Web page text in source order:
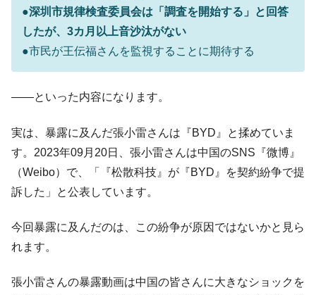
だった選手とは？
Fact1
甲子園通算本塁打、最多の清原に次いで多く打っ
ている意外な選手とは？
Fact1 セレクトセールの高額取引馬が稼いだ金額とは？
●深圳市規律検査委員会は「調査を開始する」と回答
したが、3カ月以上音沙汰がない
●市民が王伝福さんを監視することに期待する
――といった内容になります。
実は、暴露に及んだ張小雷さんは『BYD』と揉めていま
す。2023年09月20日、張小雷さんは中国のSNS『微博』
（Weibo）で、「『松散科技』が『BYD』を契約紛争で提
訴した」と公表しています。
今回暴露に及んだのは、この紛争が原因ではないかと見ら
れます。
張小雷さんの暴露動画は中国の皆さんに大きなショックを